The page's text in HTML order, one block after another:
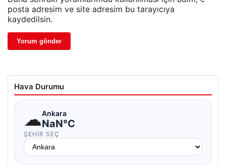
posta adresim ve site adresim bu tarayıcıya
kaydedilsin.
Hava Durumu
☁Ankara
NaN°C
ŞEHIR SEÇ